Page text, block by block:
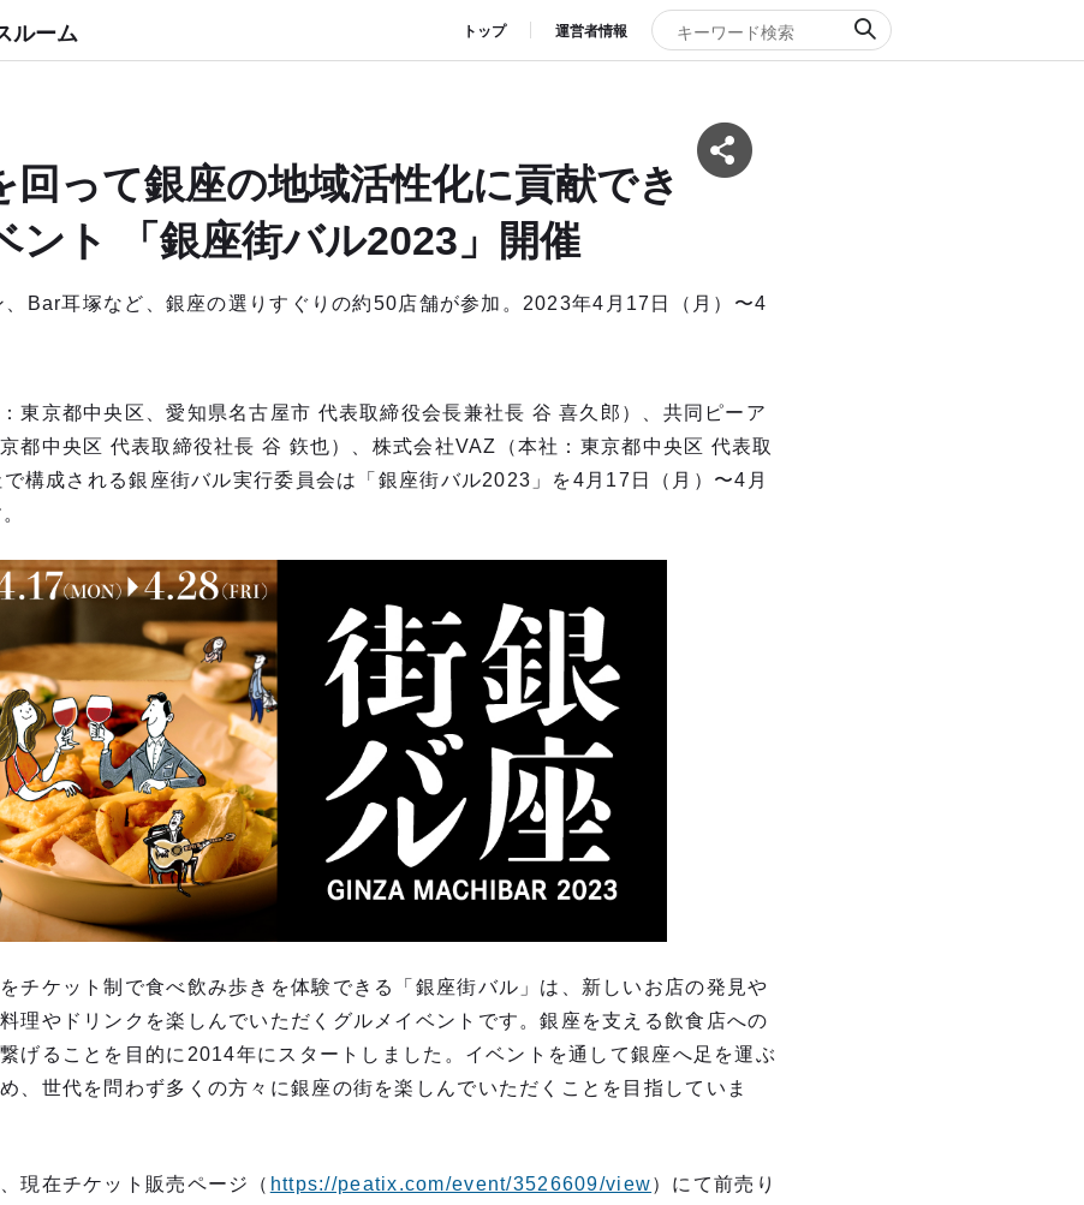
ルーム トップ 運営者情報
回って銀座の地域活性化に貢献でき
ント 「銀座街バル2023」開催
、Bar⽿塚など、銀座の選りすぐりの約50店舗が参加。2023年4⽉17⽇（⽉）〜4
東京都中央区、愛知県名古屋市 代表取締役会⻑兼社⻑ ⾕ 喜久郎）、共同ピーア
都中央区 代表取締役社⻑ ⾕ 鉃也）、株式会社VAZ（本社：東京都中央区 代表取
構成される銀座街バル実⾏委員会は「銀座街バル2023」を4⽉17⽇（⽉）〜4⽉
チケット制で⾷べ飲み歩きを体験できる「銀座街バル」は、新しいお店の発⾒や
理やドリンクを楽しんでいただくグルメイベントです。銀座を⽀える飲⾷店への
げることを⽬的に2014年にスタートしました。イベントを通して銀座へ⾜を運ぶ
、世代を問わず多くの⽅々に銀座の街を楽しんでいただくことを⽬指していま
現在チケット販売ページ（ https://peatix.com/event/3526609/view）にて前売り